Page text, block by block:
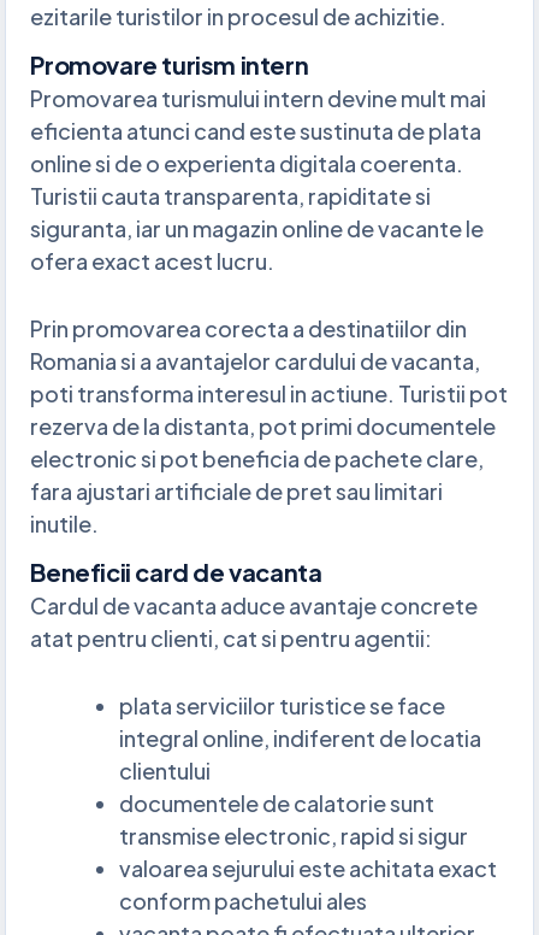
ezitarile turistilor in procesul de achizitie.
Promovare turism intern
Promovarea turismului intern devine mult mai
eficienta atunci cand este sustinuta de plata
online si de o experienta digitala coerenta.
Turistii cauta transparenta, rapiditate si
siguranta, iar un magazin online de vacante le
ofera exact acest lucru.
Prin promovarea corecta a destinatiilor din
Romania si a avantajelor cardului de vacanta,
poti transforma interesul in actiune. Turistii pot
rezerva de la distanta, pot primi documentele
electronic si pot beneficia de pachete clare,
fara ajustari artificiale de pret sau limitari
inutile.
Beneficii card de vacanta
Cardul de vacanta aduce avantaje concrete
atat pentru clienti, cat si pentru agentii:
plata serviciilor turistice se face
integral online, indiferent de locatia
clientului
documentele de calatorie sunt
transmise electronic, rapid si sigur
valoarea sejurului este achitata exact
conform pachetului ales